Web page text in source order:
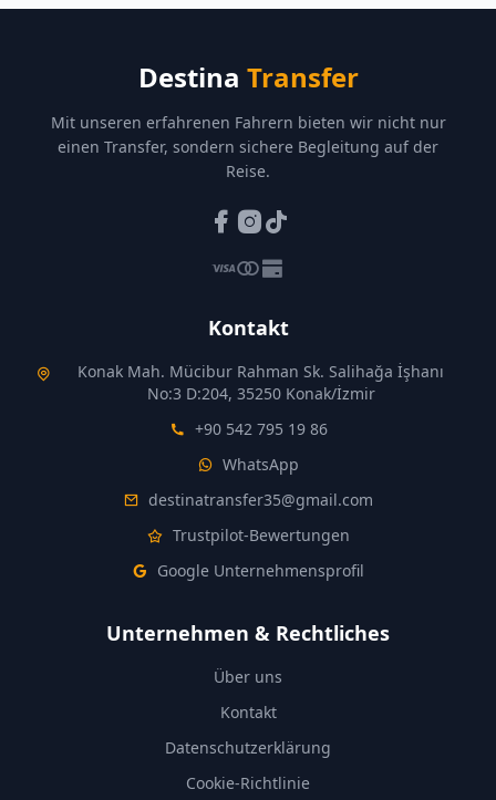
Destina Transfer
Mit unseren erfahrenen Fahrern bieten wir nicht nur
einen Transfer, sondern sichere Begleitung auf der
Reise.
Kontakt
Konak Mah. Mücibur Rahman Sk. Salihağa İşhanı
No:3 D:204, 35250 Konak/İzmir
+90 542 795 19 86
WhatsApp
destinatransfer35@gmail.com
Trustpilot-Bewertungen
Google Unternehmensprofil
Unternehmen & Rechtliches
Über uns
Kontakt
Datenschutzerklärung
Cookie-Richtlinie